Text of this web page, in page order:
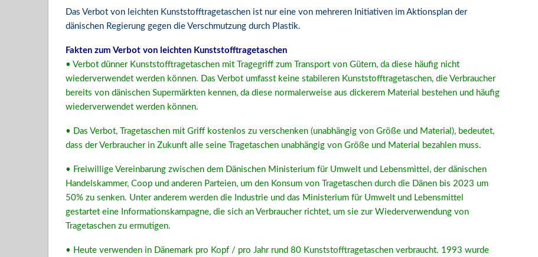
Das Verbot von leichten Kunststofftragetaschen ist nur eine von mehreren Initiativen im Aktionsplan der
dänischen Regierung gegen die Verschmutzung durch Plastik.
Fakten zum Verbot von leichten Kunststofftragetaschen
• Verbot dünner Kunststofftragetaschen mit Tragegriff zum Transport von Gütern, da diese häufig nicht
wiederverwendet werden können. Das Verbot umfasst keine stabileren Kunststofftragetaschen, die Verbraucher
bereits von dänischen Supermärkten kennen, da diese normalerweise aus dickerem Material bestehen und häufig
wiederverwendet werden können.
• Das Verbot, Tragetaschen mit Griff kostenlos zu verschenken (unabhängig von Größe und Material), bedeutet,
dass der Verbraucher in Zukunft alle seine Tragetaschen unabhängig von Größe und Material bezahlen muss.
• Freiwillige Vereinbarung zwischen dem Dänischen Ministerium für Umwelt und Lebensmittel, der dänischen
Handelskammer, Coop und anderen Parteien, um den Konsum von Tragetaschen durch die Dänen bis 2023 um
50% zu senken. Unter anderem werden die Industrie und das Ministerium für Umwelt und Lebensmittel
gestartet eine Informationskampagne, die sich an Verbraucher richtet, um sie zur Wiederverwendung von
Tragetaschen zu ermutigen.
• Heute verwenden in Dänemark pro Kopf / pro Jahr rund 80 Kunststofftragetaschen verbraucht. 1993 wurde